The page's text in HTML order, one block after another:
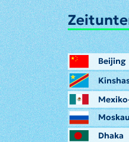
Beijing
Dhaka